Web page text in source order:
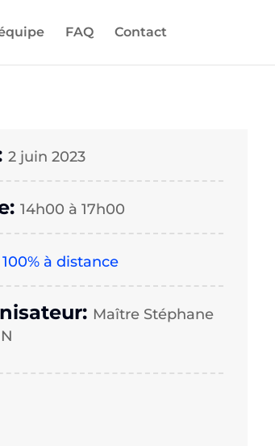
FAQ Contact
2 juin 2023
14h00 à 17h00
100% à distance
Maître Stéphane